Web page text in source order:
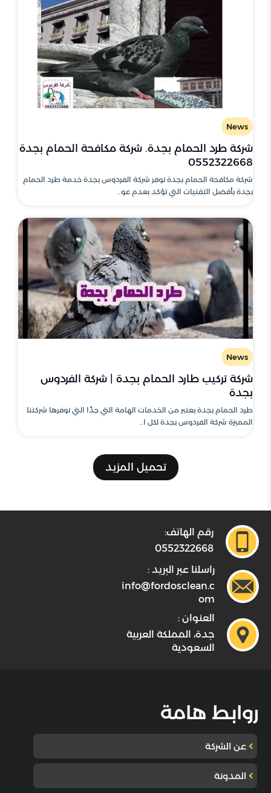
News
شركة طرد الحمام بجدة. شركة مكافحة الحمام بجدة
0552322668
شركة مكافحة الحمام بجدة توفر شركة الفردوس بجدة خدمة طرد الحمام
بجدة بأفضل التقنيات التي تؤكد بعدم عو..
News
شركة تركيب طارد الحمام بجدة | شركة الفردوس
بجدة
طرد الحمام بجدة يعتبر من الخدمات الهامة التي جدًا التي توفرها شركتنا
المميزة شركة الفردوس بجدة لكل ا..
تحميل المزيد
رقم الهاتف:
0552322668
راسلنا عبر البريد :
info@fordosclean.c
om
العنوان :
جدة، المملكة العربية
السعودية
روابط هامة
عن الشركة
المدونة